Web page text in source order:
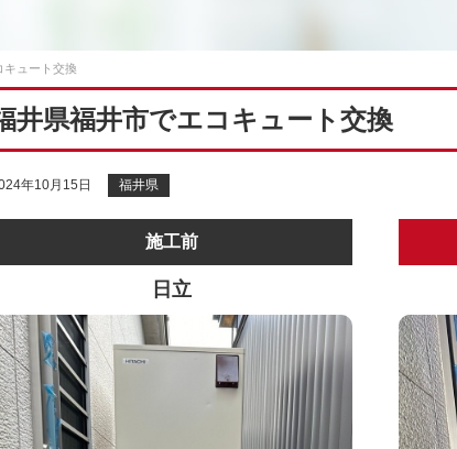
キュート交換
井県福井市でエコキュート交換
年10月15日 福井県
施工前
日立